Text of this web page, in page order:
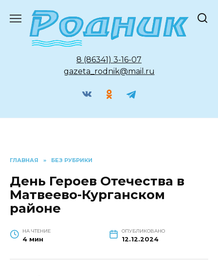
содержанию
8 (86341) 3-16-07
gazeta_rodnik@mail.ru
ГЛАВНАЯ » БЕЗ РУБРИКИ
День Героев Отечества в
Матвеево-Курганском
районе
НА ЧТЕНИЕ
4 мин
ОПУБЛИКОВАНО
12.12.2024